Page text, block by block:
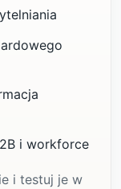
i workforce
i testuj je w